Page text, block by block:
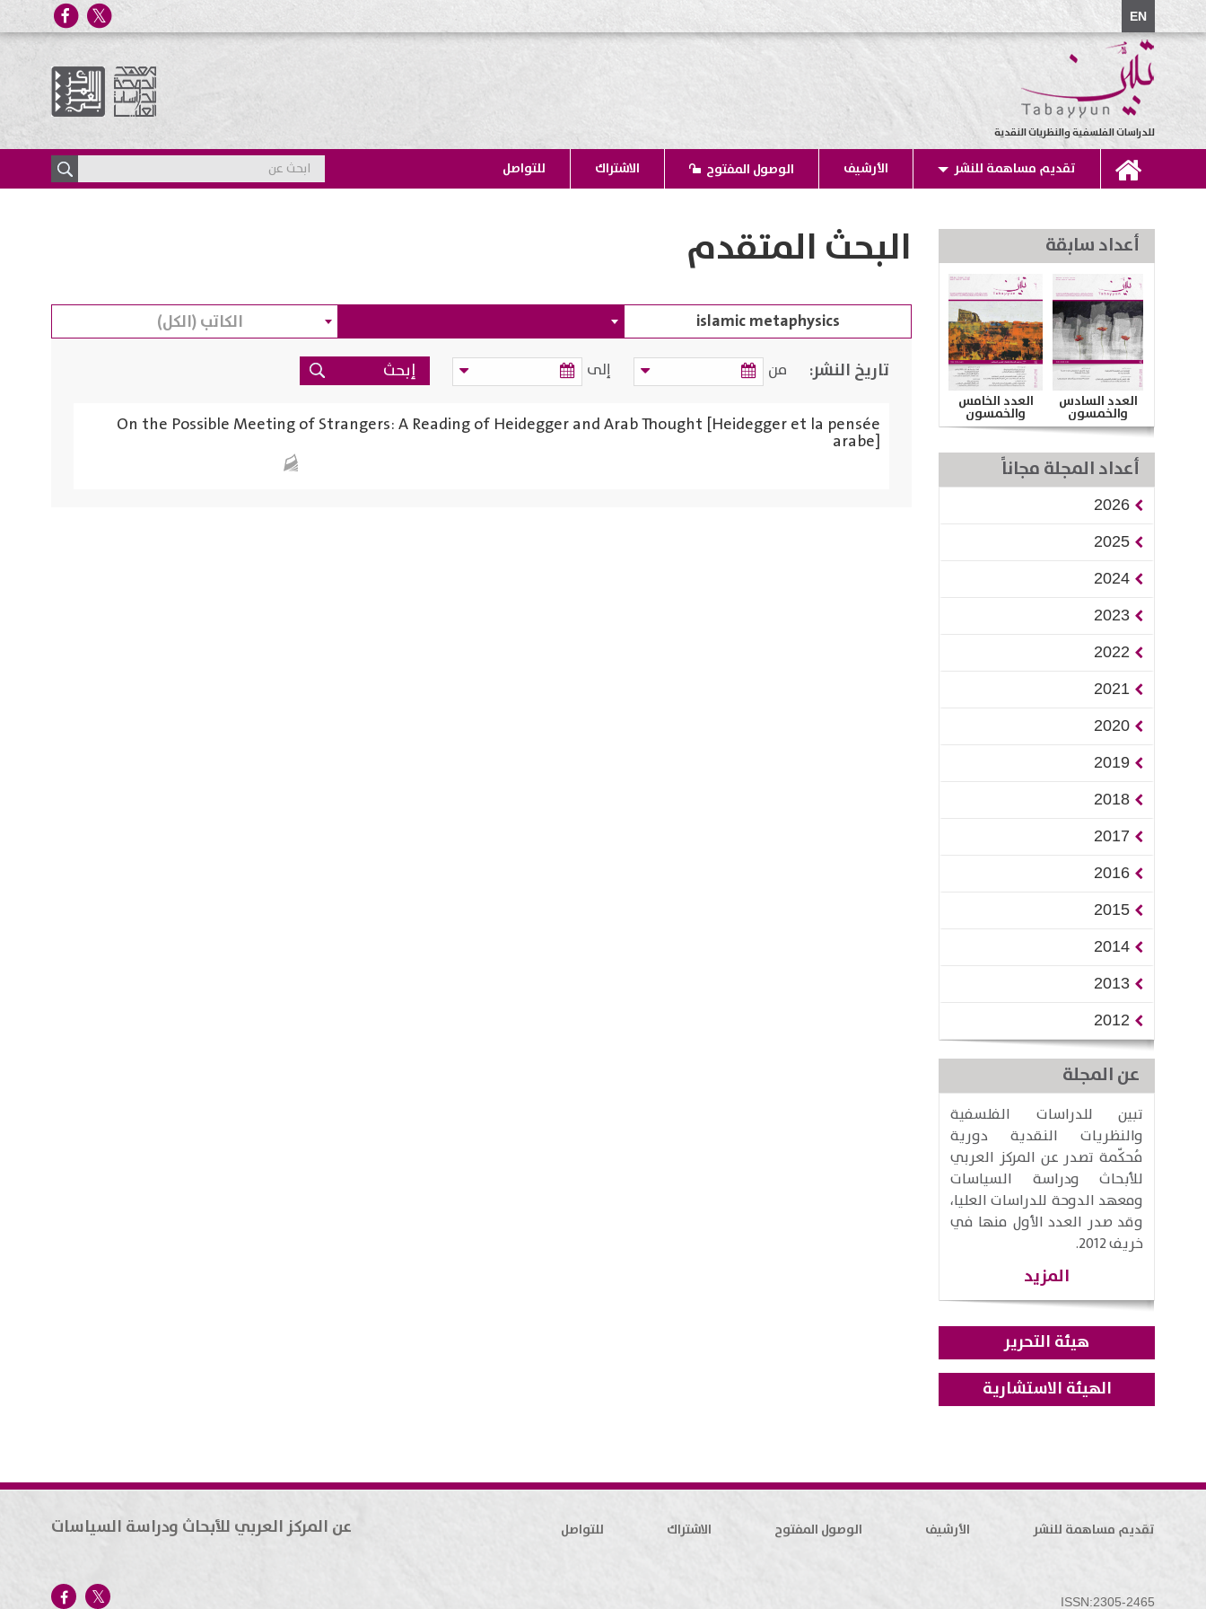
EN
للدراسات الفلسفية والنظريات النقدية
تقديم مساهمة للنشر الأرشيف الوصول المفتوح الاشتراك للتواصل
البحث المتقدم
الكاتب (الكل)
تاريخ النشر:
من إلى
On the Possible Meeting of Strangers: A Reading of Heidegger and Arab Thought [Heidegger et la pensée
arabe]
أعداد سابقة
العدد السادس
والخمسون
العدد الخامس
والخمسون
أعداد المجلة مجاناً
2026
2025
2024
2023
2022
2021
2020
2019
2018
2017
2016
2015
2014
2013
2012
عن المجلة
تبين للدراسات الفلسفية
والنظريات النقدية دورية
مُحكّمة تصدر عن المركز العربي
للأبحاث ودراسة السياسات
ومعهد الدوحة للدراسات العليا،
وقد صدر العدد الأول منها في
خريف 2012.
المزيد
هيئة التحرير
الهيئة الاستشارية
تقديم مساهمة للنشر الأرشيف الوصول المفتوح الاشتراك للتواصل عن المركز العربي للأبحاث ودراسة السياسات
ISSN:2305-2465